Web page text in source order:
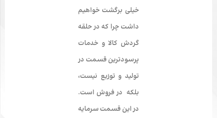
خیلی برگشت خواهیم
داشت چرا که در حلقه
گردش کالا و خدمات
پرسودترین قسمت در
تولید و توزیع نیست،
بلکه در فروش است.
در این قسمت سرمایه